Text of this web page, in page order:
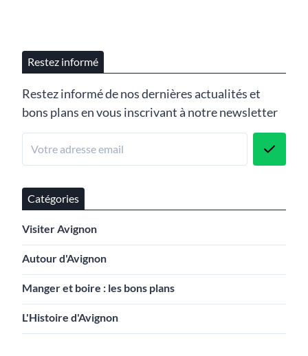
Restez informé
Restez informé de nos dernières actualités et
bons plans en vous inscrivant à notre newsletter
Catégories
Visiter Avignon
Autour d'Avignon
Manger et boire : les bons plans
L'Histoire d'Avignon